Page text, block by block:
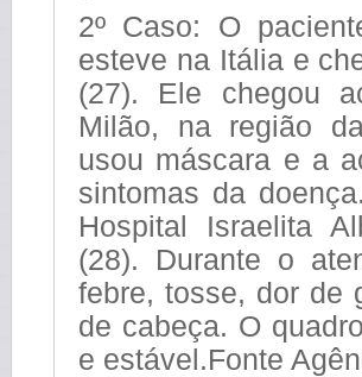
2º Caso: O
esteve na Itália e
(27). Ele chegou
Milão, na região
usou máscara e a
sintomas da
Hospital Israelita
(28). Durante o
febre, tosse, dor de
de cabeça. O
e estável.Fonte